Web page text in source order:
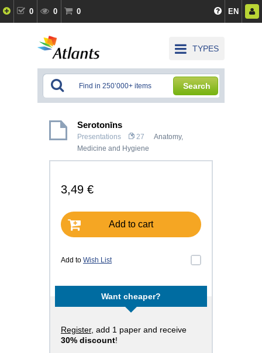
0 0 0 EN
TYPES
Search
Serotonīns
Presentations 27
Anatomy,
Medicine and Hygiene
3,49 €
Add to cart
Add to Wish List
Want cheaper?
Register, add 1 paper and receive
30% discount!